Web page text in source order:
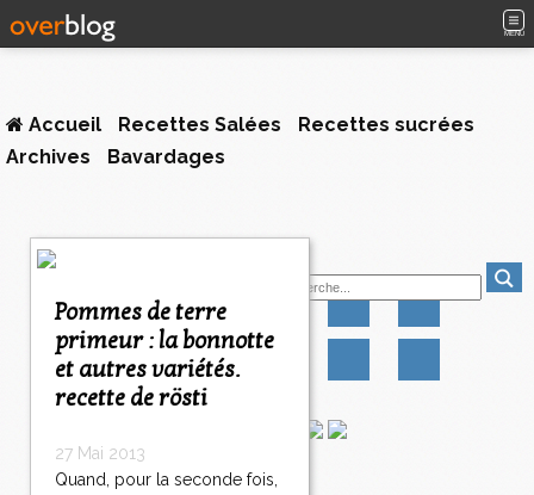
MENU
Accueil Recettes Salées
Recettes sucrées
Archives
Bavardages
Pommes de terre
primeur : la bonnotte
et autres variétés.
recette de rösti
27 Mai 2013
Quand, pour la seconde fois,
Newsletter